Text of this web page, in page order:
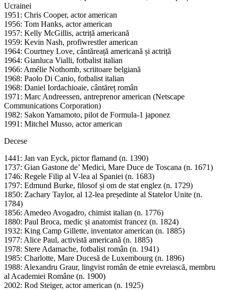
Ucrainei
1951: Chris Cooper, actor american
1956: Tom Hanks, actor american
1957: Kelly McGillis, actriță americană
1959: Kevin Nash, profiwrestler american
1964: Courtney Love, cântăreață americană și actriță
1964: Gianluca Vialli, fotbalist italian
1966: Amélie Nothomb, scriitoare belgiană
1968: Paolo Di Canio, fotbalist italian
1968: Daniel Iordachioaie, cântăreț român
1971: Marc Andreessen, antreprenor american (Netscape
Communications Corporation)
1982: Sakon Yamamoto, pilot de Formula-1 japonez
1991: Mitchel Musso, actor american
Decese
1441: Jan van Eyck, pictor flamand (n. 1390)
1737: Gian Gastone de’ Medici, Mare Duce de Toscana (n. 1671)
1746: Regele Filip al V-lea al Spaniei (n. 1683)
1797: Edmund Burke, filosof și om de stat englez (n. 1729)
1850: Zachary Taylor, al 12-lea președinte al Statelor Unite (n.
1784)
1856: Amedeo Avogadro, chimist italian (n. 1776)
1880: Paul Broca, medic și anatomist francez (n. 1824)
1932: King Camp Gillette, inventator american (n. 1885)
1977: Alice Paul, activistă americană (n. 1885)
1978: Stere Adamache, fotbalist român (n. 1941)
1985: Charlotte, Mare Ducesă de Luxembourg (n. 1896)
1988: Alexandru Graur, lingvist român de etnie evreiască, membru
al Academiei Române (n. 1900)
2002: Rod Steiger, actor american (n. 1925)